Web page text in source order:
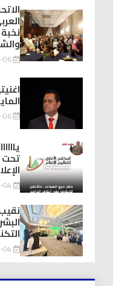
2026-08-06
2026-08-06
تحت
2026-08-04
2026-08-04